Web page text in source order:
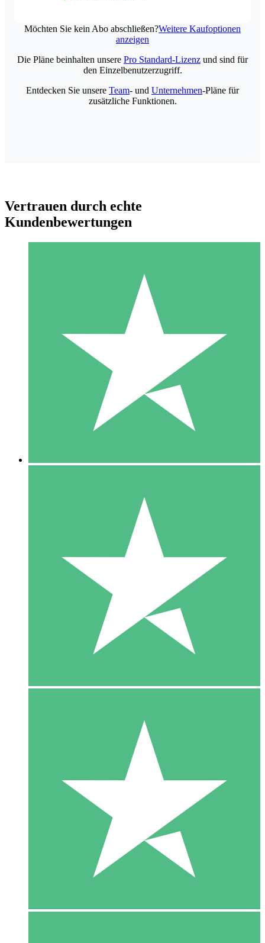
Möchten Sie kein Abo abschließen?Weitere Kaufoptionen
anzeigen
Individuelle Credit-Pakete
Zahlen Sie nach Bedarf mit Download-Credits. Keine
monatliche Verpflichtung erforderlich.
10 00
10 Downloads
20 00
Die Pläne beinhalten unsere Pro Standard-Lizenz und sind für
den Einzelbenutzerzugriff.
Entdecken Sie unsere Team- und Unternehmen-Pläne für
zusätzliche Funktionen.
Vertrauen durch echte
Kundenbewertungen